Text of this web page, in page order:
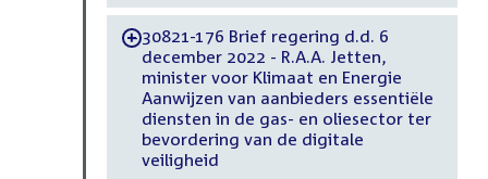
-30821-176 Brief regering d.d. 6
december 2022 - R.A.A. Jetten,
minister voor Klimaat en Energie
Aanwijzen van aanbieders essentiële
diensten in de gas- en oliesector ter
bevordering van de digitale
veiligheid